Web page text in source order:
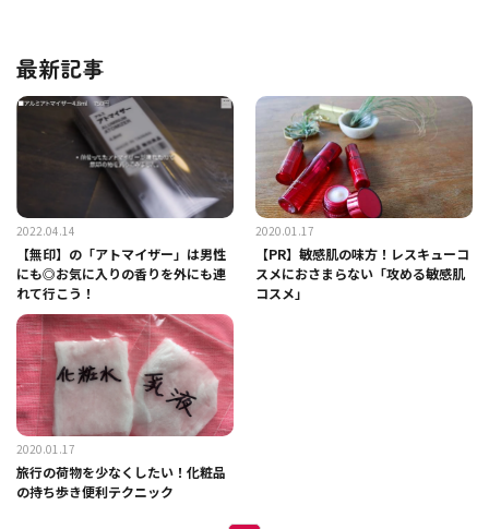
最新記事
2022.04.14
【無印】の「アトマイザー」は男性
にも◎お気に入りの香りを外にも連
れて行こう！
2020.01.17
【PR】敏感肌の味方！レスキューコ
スメにおさまらない「攻める敏感肌
コスメ」
2020.01.17
旅行の荷物を少なくしたい！化粧品
の持ち歩き便利テクニック